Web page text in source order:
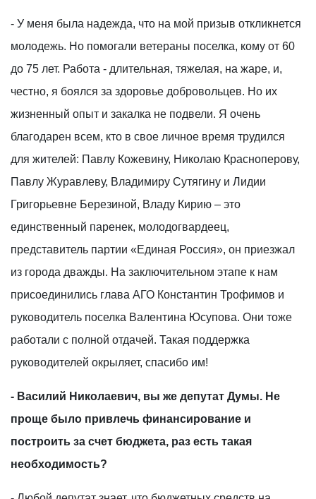
- У меня была надежда, что на мой призыв откликнется
молодежь. Но помогали ветераны поселка, кому от 60
до 75 лет. Работа - длительная, тяжелая, на жаре, и,
честно, я боялся за здоровье добровольцев. Но их
жизненный опыт и закалка не подвели. Я очень
благодарен всем, кто в свое личное время трудился
для жителей: Павлу Кожевину, Николаю Красноперову,
Павлу Журавлеву, Владимиру Сутягину и Лидии
Григорьевне Березиной, Владу Кирию – это
единственный паренек, молодогвардеец,
представитель партии «Единая Россия», он приезжал
из города дважды. На заключительном этапе к нам
присоединились глава АГО Константин Трофимов и
руководитель поселка Валентина Юсупова. Они тоже
работали с полной отдачей. Такая поддержка
руководителей окрыляет, спасибо им!
- Василий Николаевич, вы же депутат Думы. Не
проще было привлечь финансирование и
построить за счет бюджета, раз есть такая
необходимость?